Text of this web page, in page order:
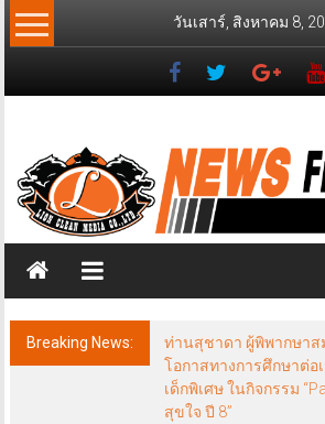
Skip
to
วันเสาร์, สิงหาคม 8,
News
Freelancer
วส์
ฟรี
แลน
เซอร์
Breaking News:
ท่านสุชาดา ผู้พิพากษาส
โอกาสทางการศึกษาต่อ
เด็กพิเศษ ในกิจกรรม
สุขใจ ปี 8”